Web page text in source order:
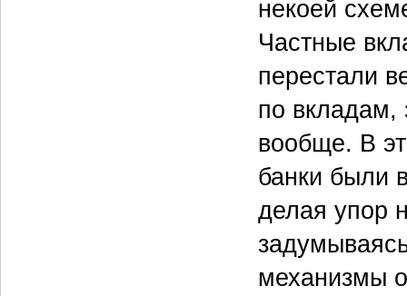
некоей
Частные
перестали
по вкладам,
вообще. В
банки были
делая упор
механизмы